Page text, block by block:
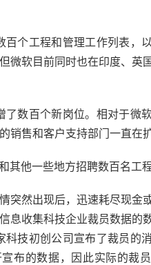
个工程和管理工作列表，
微软目前同时也在印度、英
数百个新岗位。相对于微
售和客户支持部门一直在扩
他一些地方招聘数百名工程
突然出现后，迅速耗尽现金
息收集科技企业裁员数据的
技初创公司宣布了裁员的
布的数据，因此实际的裁